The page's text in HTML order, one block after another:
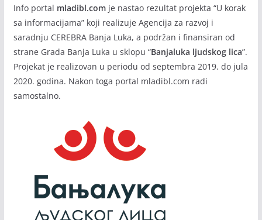
Info portal mladibl.comje nastao rezultat projekta “U korak
sa informacijama” koji realizuje Agencija za razvoj i
saradnju CEREBRA Banja Luka, a podržan i finansiran od
strane Grada Banja Luka u sklopu “Banjaluka ljudskog lica”.
Projekat je realizovan u periodu od septembra 2019. do jula
2020. godina. Nakon toga portal mladibl.com radi
samostalno.